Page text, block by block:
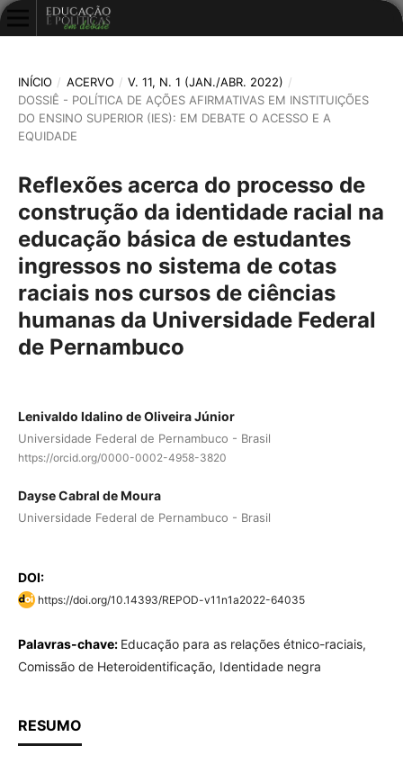
INÍCIO / ACERVO / V. 11, N. 1 (JAN./ABR. 2022) /
DOSSIÊ - POLÍTICA DE AÇÕES AFIRMATIVAS EM INSTITUIÇÕES
DO ENSINO SUPERIOR (IES): EM DEBATE O ACESSO E A
EQUIDADE
Reflexões acerca do processo de
construção da identidade racial na
educação básica de estudantes
ingressos no sistema de cotas
raciais nos cursos de ciências
humanas da Universidade Federal
de Pernambuco
Lenivaldo Idalino de Oliveira Júnior
Universidade Federal de Pernambuco - Brasil
https://orcid.org/0000-0002-4958-3820
Dayse Cabral de Moura
Universidade Federal de Pernambuco - Brasil
DOI:
https://doi.org/10.14393/REPOD-v11n1a2022-64035
Palavras-chave: Educação para as relações étnico-raciais,
Comissão de Heteroidentificação, Identidade negra
RESUMO